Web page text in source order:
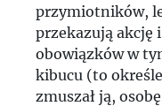
przymiotników,
przekazują akcję
obowiązków w
kibucu (to
zmuszał ją,